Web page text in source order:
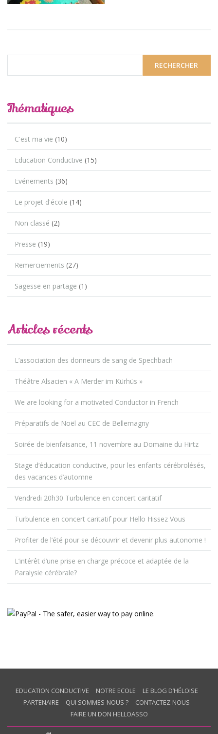
Thématiques
C'est ma vie (10)
Education Conductive (15)
Evénements (36)
Le projet d'école (14)
Non classé (2)
Presse (19)
Remerciements (27)
Sagesse en partage (1)
Articles récents
L’association des donneurs de sang de Spechbach
Théâtre Alsacien « A Merder im Kürhüs »
We are looking for a motivated Conductor in French
Préparatifs de Noël au CEC de Bellemagny
Soirée de bienfaisance, 11 novembre au Domaine du Hirtz
Stage d’éducation conductive, pour les enfants cérébrolésés,
des vacances d’automne
Vendredi 20h30 Turbulence en concert caritatif
Turbulence en concert caritatif pour Hello Hissez Vous
Profiter de l’été pour se découvrir et devenir plus autonome !
L’intérêt d’une prise en charge précoce et adaptée de la
Paralysie cérébrale?
EDUCATION CONDUCTIVE NOTRE ECOLE
LE BLOG D’HÉLOISE
PARTENAIRE
QUI SOMMES-NOUS ?
CONTACTEZ-NOUS
FAIRE UN DON HELLOASSO